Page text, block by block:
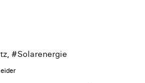
, #Solarenergie